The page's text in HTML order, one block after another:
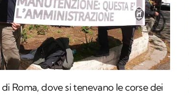
di Roma, dove si tenevano le corse dei